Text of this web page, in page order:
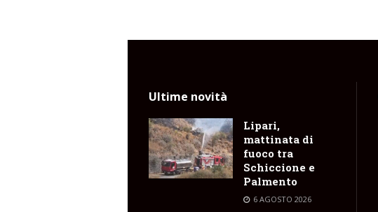
Ultime novità
Lipari,
mattinata di
fuoco tra
Schiccione e
Palmento
6 AGOSTO 2026